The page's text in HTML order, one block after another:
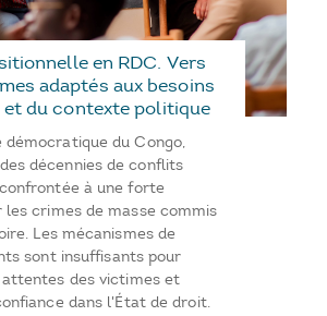
en RDC. Vers
adaptés aux besoins
du contexte politique
démocratique du Congo,
décennies de conflits
à une forte
les crimes de masse commis
Les mécanismes de
sont insuffisants pour
des victimes et
dans l'État de droit.